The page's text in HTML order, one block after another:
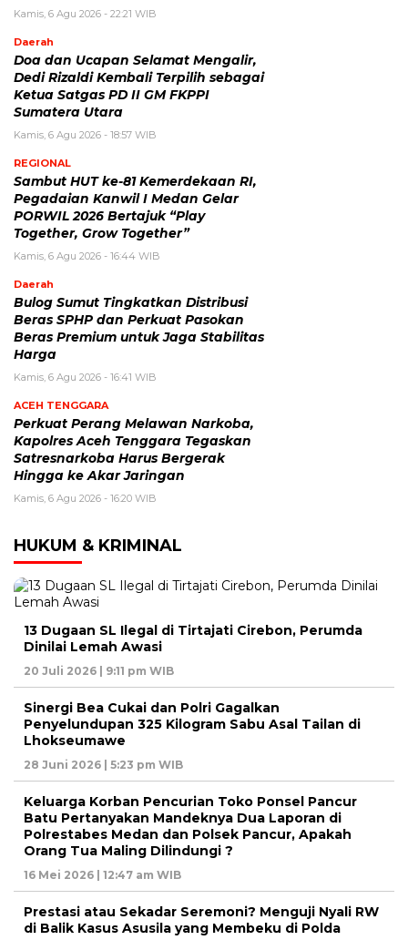
Kamis, 6 Agu 2026 - 22:21 WIB
Daerah
Doa dan Ucapan Selamat Mengalir,
Dedi Rizaldi Kembali Terpilih sebagai
Ketua Satgas PD II GM FKPPI
Sumatera Utara
Kamis, 6 Agu 2026 - 18:57 WIB
REGIONAL
Sambut HUT ke-81 Kemerdekaan RI,
Pegadaian Kanwil I Medan Gelar
PORWIL 2026 Bertajuk “Play
Together, Grow Together”
Kamis, 6 Agu 2026 - 16:44 WIB
Daerah
Bulog Sumut Tingkatkan Distribusi
Beras SPHP dan Perkuat Pasokan
Beras Premium untuk Jaga Stabilitas
Harga
Kamis, 6 Agu 2026 - 16:41 WIB
ACEH TENGGARA
Perkuat Perang Melawan Narkoba,
Kapolres Aceh Tenggara Tegaskan
Satresnarkoba Harus Bergerak
Hingga ke Akar Jaringan
Kamis, 6 Agu 2026 - 16:20 WIB
HUKUM & KRIMINAL
13 Dugaan SL Ilegal di Tirtajati Cirebon, Perumda
Dinilai Lemah Awasi
20 Juli 2026 | 9:11 pm WIB
Sinergi Bea Cukai dan Polri Gagalkan
Penyelundupan 325 Kilogram Sabu Asal Tailan di
Lhokseumawe
28 Juni 2026 | 5:23 pm WIB
Keluarga Korban Pencurian Toko Ponsel Pancur
Batu Pertanyakan Mandeknya Dua Laporan di
Polrestabes Medan dan Polsek Pancur, Apakah
Orang Tua Maling Dilindungi ?
16 Mei 2026 | 12:47 am WIB
Prestasi atau Sekadar Seremoni? Menguji Nyali RW
di Balik Kasus Asusila yang Membeku di Polda